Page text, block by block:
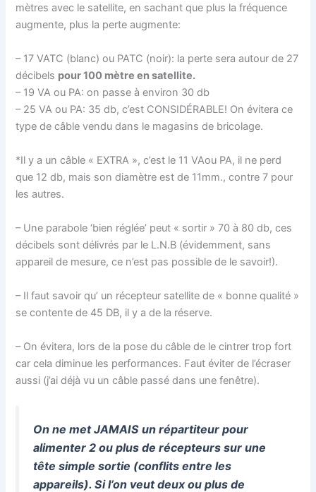
mètres avec le satellite, en sachant que plus la fréquence
augmente, plus la perte augmente:
– 17 VATC (blanc) ou PATC (noir): la perte sera autour de 27
décibels pour 100 mètre en satellite.
– 19 VA ou PA: on passe à environ 30 db
– 25 VA ou PA: 35 db, c’est CONSIDÉRABLE! On évitera ce
type de câble vendu dans le magasins de bricolage.
*Il y a un câble « EXTRA », c’est le 11 VAou PA, il ne perd
que 12 db, mais son diamètre est de 11mm., contre 7 pour
les autres.
– Une parabole ‘bien réglée’ peut « sortir » 70 à 80 db, ces
décibels sont délivrés par le L.N.B (évidemment, sans
appareil de mesure, ce n’est pas possible de le savoir!).
– Il faut savoir qu’ un récepteur satellite de « bonne qualité »
se contente de 45 DB, il y a de la réserve.
– On évitera, lors de la pose du câble de le cintrer trop fort
car cela diminue les performances. Faut éviter de l’écraser
aussi (j’ai déjà vu un câble passé dans une fenêtre).
On ne met JAMAIS un répartiteur pour
alimenter 2 ou plus de récepteurs sur une
tête simple sortie (conflits entre les
appareils). Si l’on veut deux ou plus de